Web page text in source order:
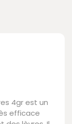
4gr est un
efficace